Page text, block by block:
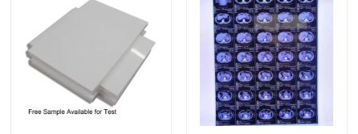
X medica Ray Film
Getto di inchiostro X Ray Film
Laser X Ray Film